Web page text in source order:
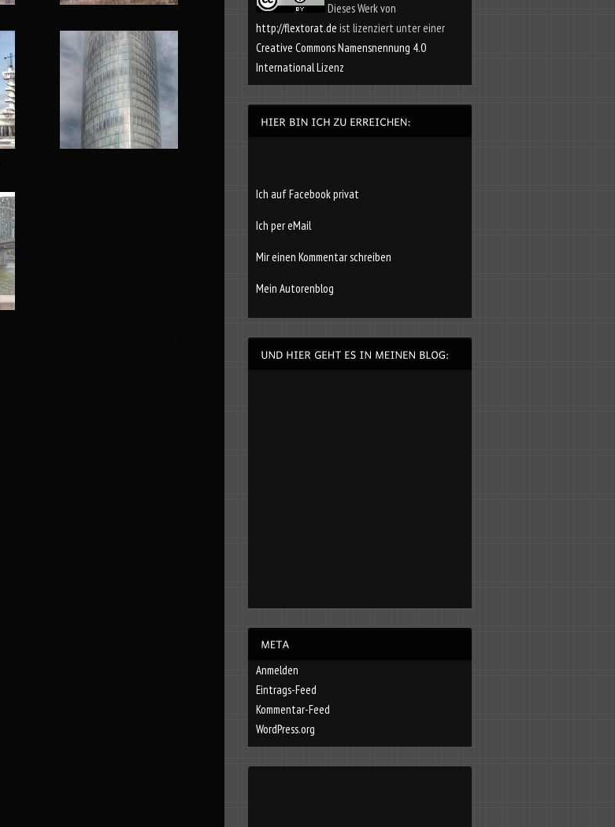
Dieses Werk von
http://flextorat.de ist lizenziert unter einer
Creative Commons Namensnennung 4.0
International Lizenz
Ich auf Facebook privat
Ich per eMail
Mir einen Kommentar schreiben
Mein Autorenblog
Anmelden
Eintrags-Feed
Kommentar-Feed
WordPress.org